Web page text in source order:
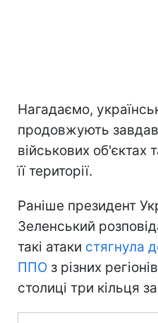
Нагадаємо,
продовжують
військових об'єктах
її території.
Раніше президент
Зеленський
такі атаки стягнула
ППО з різних
столиці три кільця